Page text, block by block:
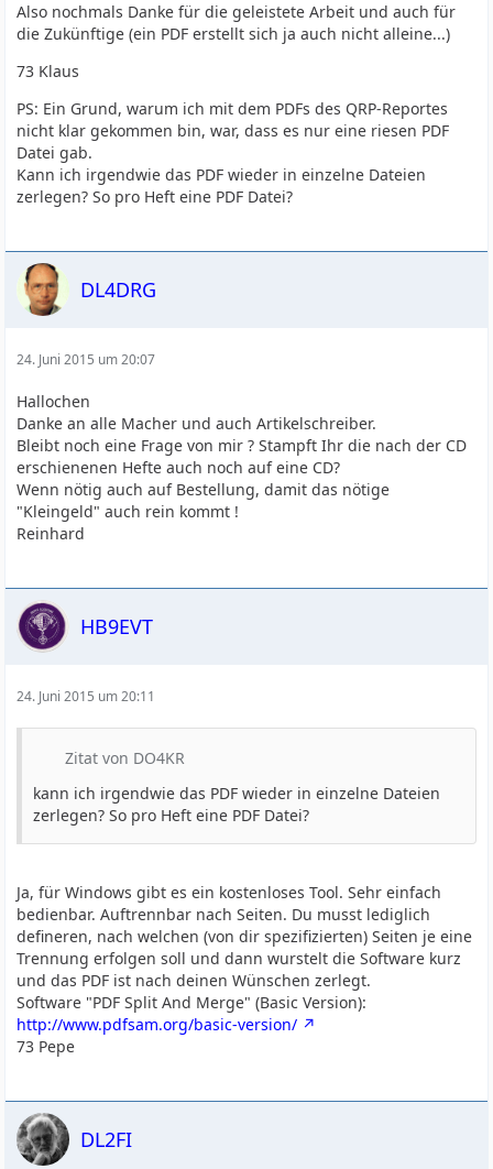
Also nochmals Danke für die geleistete Arbeit und auch für
die Zukünftige (ein PDF erstellt sich ja auch nicht alleine...)
73 Klaus
PS: Ein Grund, warum ich mit dem PDFs des QRP-Reportes
nicht klar gekommen bin, war, dass es nur eine riesen PDF
Datei gab.
Kann ich irgendwie das PDF wieder in einzelne Dateien
zerlegen? So pro Heft eine PDF Datei?
DL4DRG
24. Juni 2015 um 20:07
Hallochen
Danke an alle Macher und auch Artikelschreiber.
Bleibt noch eine Frage von mir ? Stampft Ihr die nach der CD
erschienenen Hefte auch noch auf eine CD?
Wenn nötig auch auf Bestellung, damit das nötige
"Kleingeld" auch rein kommt !
Reinhard
HB9EVT
24. Juni 2015 um 20:11
Zitat von DO4KR
kann ich irgendwie das PDF wieder in einzelne Dateien
zerlegen? So pro Heft eine PDF Datei?
Ja, für Windows gibt es ein kostenloses Tool. Sehr einfach
bedienbar. Auftrennbar nach Seiten. Du musst lediglich
defineren, nach welchen (von dir spezifizierten) Seiten je eine
Trennung erfolgen soll und dann wurstelt die Software kurz
und das PDF ist nach deinen Wünschen zerlegt.
Software "PDF Split And Merge" (Basic Version):
http://www.pdfsam.org/basic-version/
73 Pepe
DL2FI